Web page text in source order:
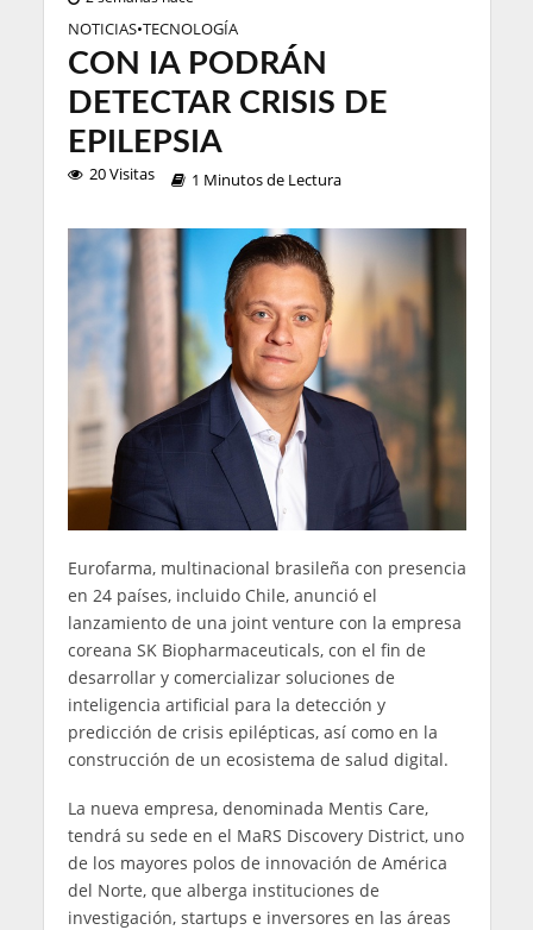
NOTICIAS•TECNOLOGÍA
CON IA PODRÁN
DETECTAR CRISIS DE
EPILEPSIA
20 Visitas 1 Minutos de Lectura
Eurofarma, multinacional brasileña con presencia
en 24 países, incluido Chile, anunció el
lanzamiento de una joint venture con la empresa
coreana SK Biopharmaceuticals, con el fin de
desarrollar y comercializar soluciones de
inteligencia artificial para la detección y
predicción de crisis epilépticas, así como en la
construcción de un ecosistema de salud digital.
La nueva empresa, denominada Mentis Care,
tendrá su sede en el MaRS Discovery District, uno
de los mayores polos de innovación de América
del Norte, que alberga instituciones de
investigación, startups e inversores en las áreas